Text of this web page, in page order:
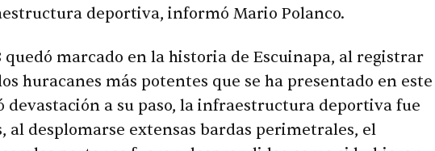
deportiva, informó Mario Polanco.
quedó marcado en la historia de Escuinapa, al registrar
huracanes más potentes que se ha presentado en este
devastación a su paso, la infraestructura deportiva fue
al desplomarse extensas bardas perimetrales, el